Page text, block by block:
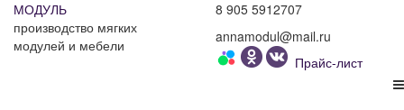
МОДУЛЬ
производство мягких
модулей и мебели
8 905 5912707
annamodul@mail.ru
Прайс-лист